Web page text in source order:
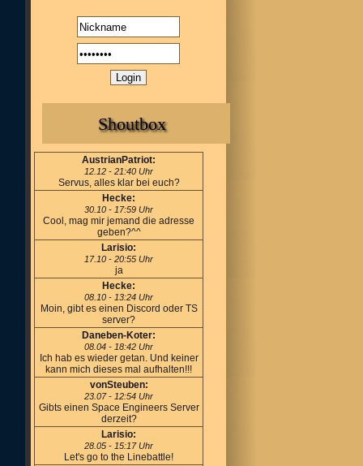
Shoutbox
AustrianPatriot:
12.12 - 21:40 Uhr
Servus, alles klar bei euch?
Hecke:
30.10 - 17:59 Uhr
Cool, mag mir jemand die adresse
geben?^^
Larisio:
17.10 - 20:55 Uhr
ja
Hecke:
08.10 - 13:24 Uhr
Moin, gibt es einen Discord oder TS
server?
Daneben-Koter:
08.04 - 18:42 Uhr
Ich hab es wieder getan. Und keiner
kann mich dieses mal aufhalten!!!
vonSteuben:
23.07 - 12:54 Uhr
Gibts einen Space Engineers Server
derzeit?
Larisio:
28.05 - 15:17 Uhr
Let's go to the Linebattle!